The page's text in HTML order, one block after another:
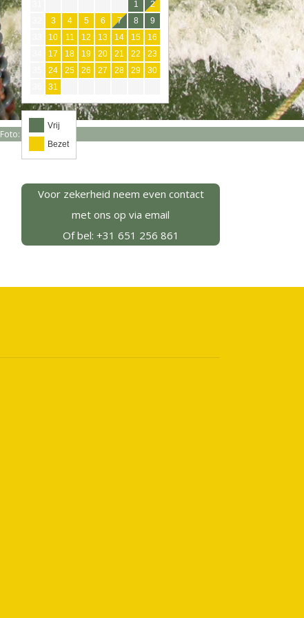
Foto: A. Schröter
1
2
3 4 5 6 7 8
9
10 11 12 13 14 15
16
17 18 19 20 21 22
23
24 25 26 27 28 29
30
31
Vrij
Bezet
Voor zekerheid neem even contact
met ons op via email
Of bel: +31 651 256 861